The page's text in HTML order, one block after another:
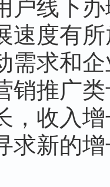
户线下
速度有
需求和
销推广
，收入
求新的